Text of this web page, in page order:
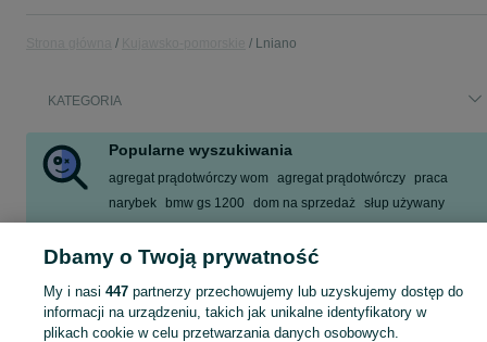
Lniano
KATEGORIA
Popularne wyszukiwania
agregat prądotwórczy wom agregat prądotwórczy
praca
narybek
bmw gs 1200 dom na sprzedaż słup używany
Zobacz Więcej
Skorzystaj z największego serwisu ogłoszeniowego - Lniano i okolice! Kupuj to, czego pragniesz i sprzedawaj to, czego już nie potrzebujesz! Zobacz
Dbamy o Twoją prywatność
My i nasi 447partnerzy przechowujemy lub uzyskujemy dostęp do
informacji na urządzeniu, takich jak unikalne identyfikatory w
plikach cookie w celu przetwarzania danych osobowych.